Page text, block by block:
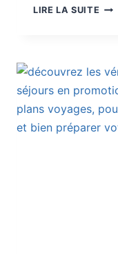
LIRE LA SUITE